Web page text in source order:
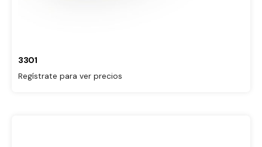
3301
Regístrate para ver precios